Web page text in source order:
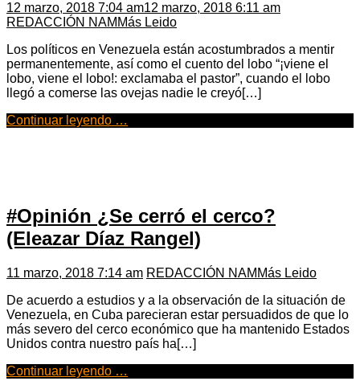
12 marzo, 2018 7:04 am12 marzo, 2018 6:11 am
REDACCIÓN NAM Más Leido
Los políticos en Venezuela están acostumbrados a mentir
permanentemente, así como el cuento del lobo “¡viene el
lobo, viene el lobo!: exclamaba el pastor”, cuando el lobo
llegó a comerse las ovejas nadie le creyó[…]
Continuar leyendo …
#Opinión ¿Se cerró el cerco?
(Eleazar Díaz Rangel)
11 marzo, 2018 7:14 am REDACCIÓN NAM Más Leido
De acuerdo a estudios y a la observación de la situación de
Venezuela, en Cuba parecieran estar persuadidos de que lo
más severo del cerco económico que ha mantenido Estados
Unidos contra nuestro país ha[…]
Continuar leyendo …